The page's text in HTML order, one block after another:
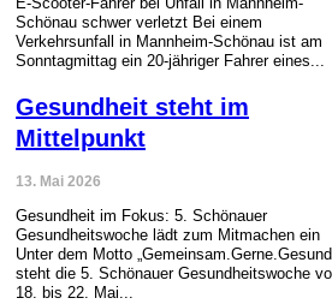
Schönau schwer verletzt Bei einem
Verkehrsunfall in Mannheim-Schönau ist am
Sonntagmittag ein 20-jähriger Fahrer eines...
Gesundheit steht im
Mittelpunkt
13. Mai 2026
Gesundheit im Fokus: 5. Schönauer
Gesundheitswoche lädt zum Mitmachen ein
Unter dem Motto
steht die 5. Schönauer Gesundheitswoche
18. bis 22. Mai...